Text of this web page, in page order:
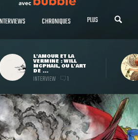
CHRONIQUES PLUS
L'AMOUR ET LA
VERMINE : WILL
MCPHAIL, OU L'ART
DE ...
INTERVIEW 1